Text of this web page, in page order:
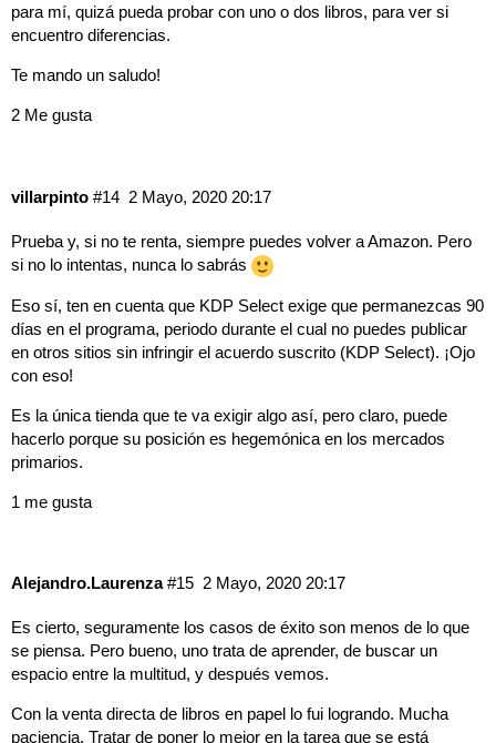
para mí, quizá pueda probar con uno o dos libros, para ver si
encuentro diferencias.
Te mando un saludo!
2 Me gusta
villarpinto 2 Mayo, 2020 20:17
#14
Prueba y, si no te renta, siempre puedes volver a Amazon. Pero
si no lo intentas, nunca lo sabrás
Eso sí, ten en cuenta que KDP Select exige que permanezcas 90
días en el programa, periodo durante el cual no puedes publicar
en otros sitios sin infringir el acuerdo suscrito (KDP Select). ¡Ojo
con eso!
Es la única tienda que te va exigir algo así, pero claro, puede
hacerlo porque su posición es hegemónica en los mercados
primarios.
1 me gusta
Alejandro.Laurenza 2 Mayo, 2020 20:17
#15
Es cierto, seguramente los casos de éxito son menos de lo que
se piensa. Pero bueno, uno trata de aprender, de buscar un
espacio entre la multitud, y después vemos.
Con la venta directa de libros en papel lo fui logrando. Mucha
paciencia. Tratar de poner lo mejor en la tarea que se está